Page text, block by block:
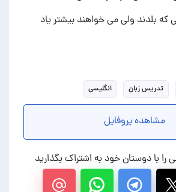
که بلدند ولی می خواهند بیشتر یاد
تدریس زبان انگلیسی
مشاهده پروفایل
را با دوستان خود به اشتراک بگذارید